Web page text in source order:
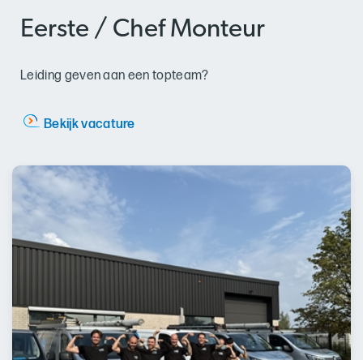
Eerste / Chef Monteur
Leiding geven aan een topteam?
Bekijk vacature